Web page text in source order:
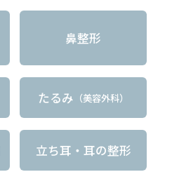
鼻整形
たるみ （美容外科）
立ち耳・耳の整形